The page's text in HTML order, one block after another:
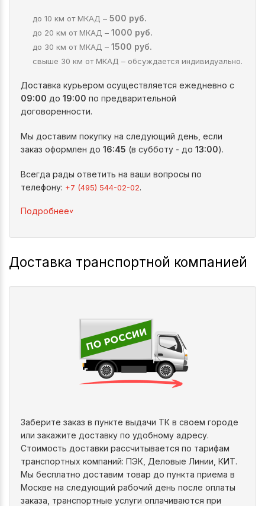
до 10 км от МКАД – 500 руб.
до 20 км от МКАД – 1000 руб.
до 30 км от МКАД – 1500 руб.
свыше 30 км от МКАД – обсуждается индивидуально.
Доставка курьером осуществляется ежедневно с
09:00 до 19:00 по предварительной
договоренности.
Мы доставим покупку на следующий день, если
заказ оформлен до 16:45 (в субботу - до 13:00).
Всегда рады ответить на ваши вопросы по
телефону: +7 (495) 544-02-02.
Подробнее^
Доставка транспортной компанией
Заберите заказ в пункте выдачи ТК в своем городе
или закажите доставку по удобному адресу.
Стоимость доставки рассчитывается по тарифам
транспортных компаний: ПЭК, Деловые Линии, КИТ.
Мы бесплатно доставим товар до пункта приема в
Москве на следующий рабочий день после оплаты
заказа, транспортные услуги оплачиваются при